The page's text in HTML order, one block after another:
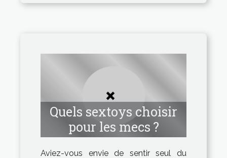
Quels sextoys choisir
pour les mecs ?
Aviez-vous envie de sentir seul du